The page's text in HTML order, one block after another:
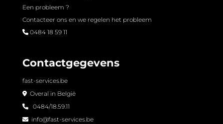
Een probleem ?
Contacteer ons en we regelen het probleem
0484 18 59 11
Contactgegevens
fast-services.be
Overal in België
0484/18.59.11
info@fast-services.be